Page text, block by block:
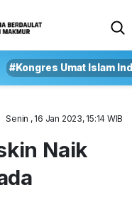
#Kongres Umat Islam
Senin , 16 Jan 2023, 15:14 WIB
Naik